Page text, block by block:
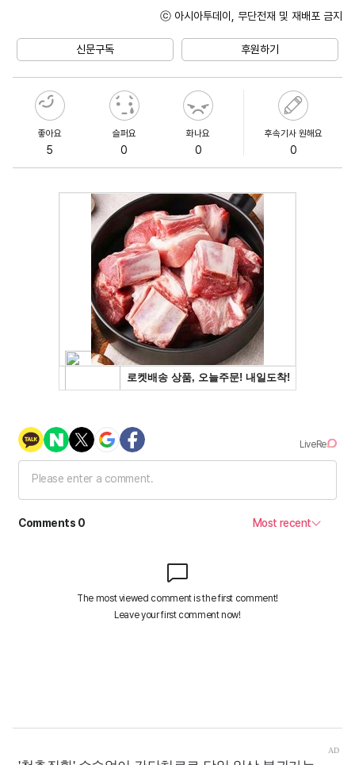
ⓒ 아시아투데이, 무단전재 및 재배포 금지
신문구독 후원하기
좋아요
5
슬퍼요
0
화나요
0
후속기사 원해요
0